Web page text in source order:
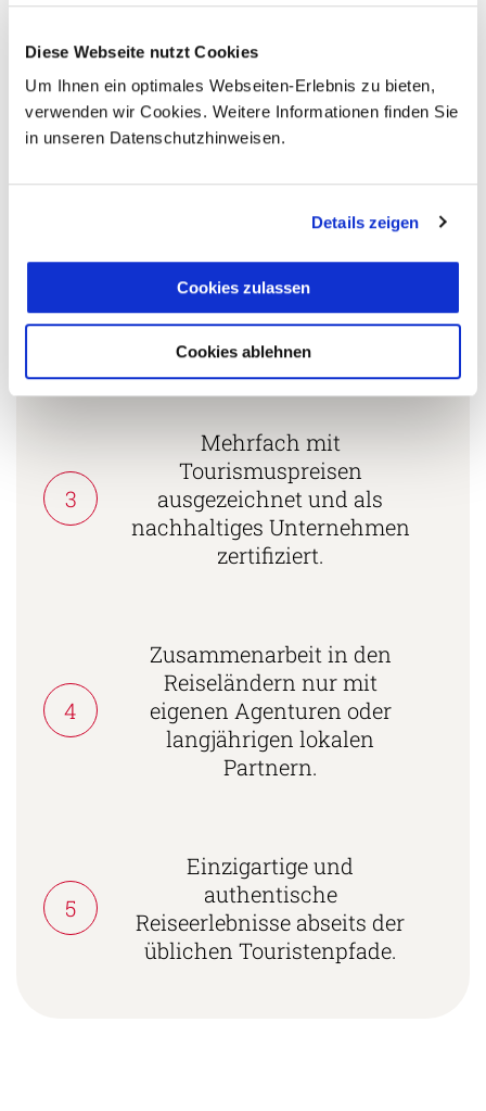
Diese Webseite nutzt Cookies
Um Ihnen ein optimales Webseiten-Erlebnis zu bieten,
verwenden wir Cookies. Weitere Informationen finden Sie
in unseren Datenschutzhinweisen.
Details zeigen
Cookies zulassen
Cookies ablehnen
5 Gründe warum Sie mit Ihrer Buchung bei uns
die richtige Entscheidung treffen:
25 Jahren Erfahrung!
2
Persönliche Beratung durch
vielgereiste
Länderspezialisten.
3
Mehrfach mit
Tourismuspreisen
ausgezeichnet und als
nachhaltiges Unternehmen
zertifiziert.
4
Zusammenarbeit in den
Reiseländern nur mit
eigenen Agenturen oder
langjährigen lokalen
Partnern.
5
Einzigartige und
authentische
Reiseerlebnisse abseits der
üblichen Touristenpfade.